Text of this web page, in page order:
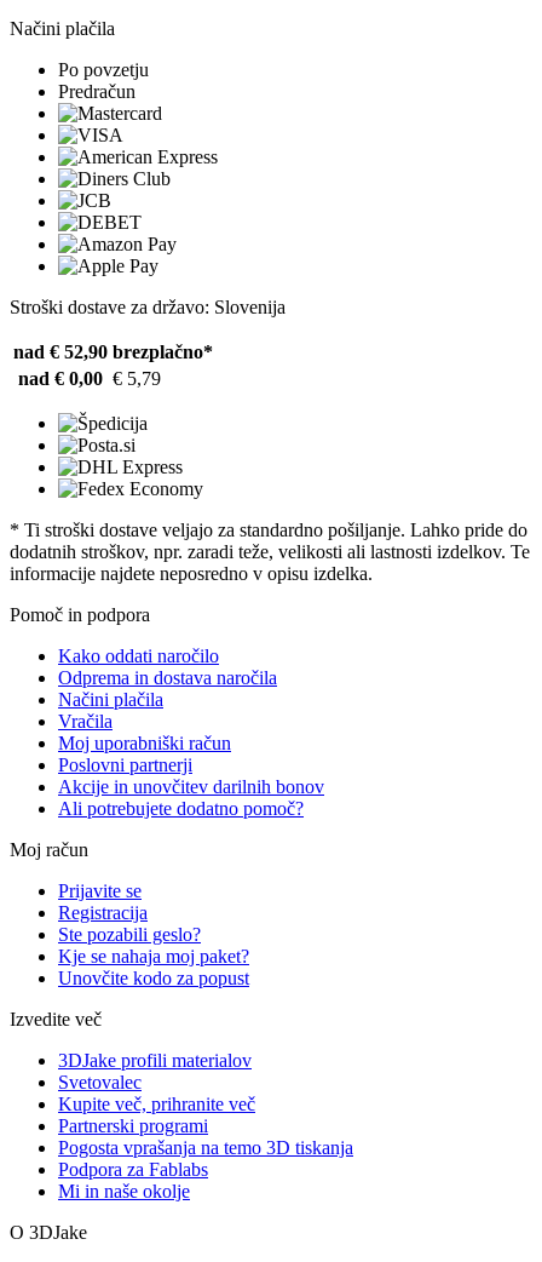
Načini plačila
Po povzetju
Predračun
Stroški dostave za državo: Slovenija
nad € 52,90 brezplačno*
nad € 0,00 € 5,79
* Ti stroški dostave veljajo za standardno pošiljanje. Lahko pride do
dodatnih stroškov, npr. zaradi teže, velikosti ali lastnosti izdelkov. Te
informacije najdete neposredno v opisu izdelka.
Pomoč in podpora
Kako oddati naročilo
Odprema in dostava naročila
Načini plačila
Vračila
Moj uporabniški račun
Poslovni partnerji
Akcije in unovčitev darilnih bonov
Ali potrebujete dodatno pomoč?
Moj račun
Prijavite se
Registracija
Ste pozabili geslo?
Kje se nahaja moj paket?
Unovčite kodo za popust
Izvedite več
3DJake profili materialov
Svetovalec
Kupite več, prihranite več
Partnerski programi
Pogosta vprašanja na temo 3D tiskanja
Podpora za Fablabs
Mi in naše okolje
O 3DJake